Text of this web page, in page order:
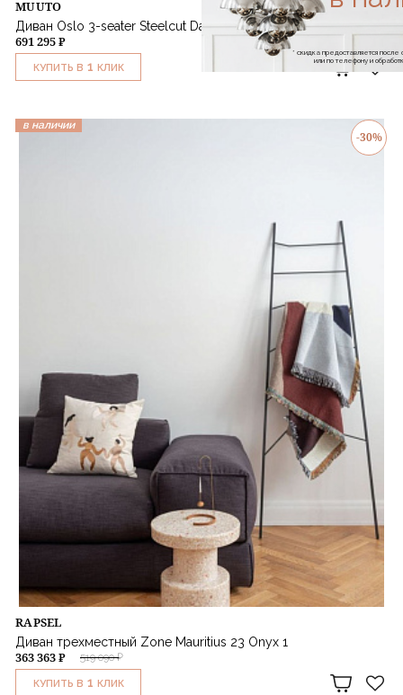
MUUTO
Диван Oslo 3-seater Steelcut Dark Grey
691 295 ₽
КУПИТЬ В 1 КЛИК
в наличии
-30%
RAPSEL
Диван трехместный Zone Mauritius 23 Onyx 1
519 090 ₽
363 363 ₽
КУПИТЬ В 1 КЛИК
* скидка предоставляется
или по телефону и